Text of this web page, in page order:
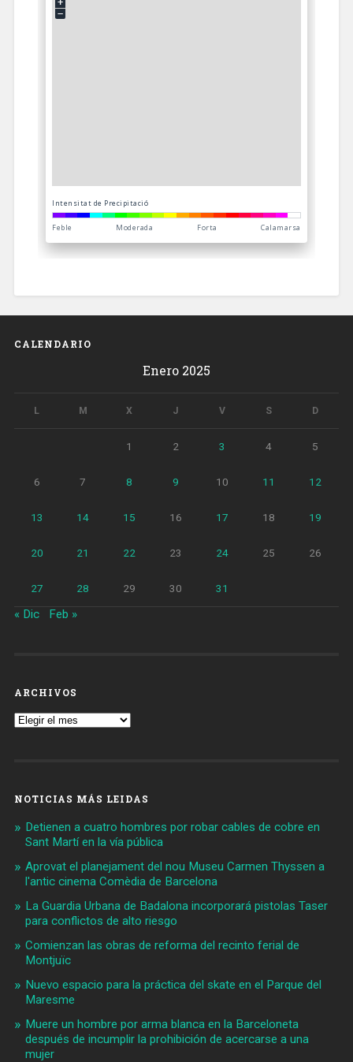
CALENDARIO
Enero 2025
L M X J V S D
1 2 3 4 5
6 7 8 9 10 11 12
13 14 15 16 17 18 19
20 21 22 23 24 25 26
27 28 29 30 31
« Dic Feb »
ARCHIVOS
Archivos
NOTICIAS MÁS LEIDAS
Detienen a cuatro hombres por robar cables de cobre en
Sant Martí en la vía pública
Aprovat el planejament del nou Museu Carmen Thyssen a
l'antic cinema Comèdia de Barcelona
La Guardia Urbana de Badalona incorporará pistolas Taser
para conflictos de alto riesgo
Comienzan las obras de reforma del recinto ferial de
Montjuïc
Nuevo espacio para la práctica del skate en el Parque del
Maresme
Muere un hombre por arma blanca en la Barceloneta
después de incumplir la prohibición de acercarse a una
mujer